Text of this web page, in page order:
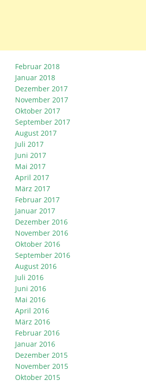
Februar 2018
Januar 2018
Dezember 2017
November 2017
Oktober 2017
September 2017
August 2017
Juli 2017
Juni 2017
Mai 2017
April 2017
März 2017
Februar 2017
Januar 2017
Dezember 2016
November 2016
Oktober 2016
September 2016
August 2016
Juli 2016
Juni 2016
Mai 2016
April 2016
März 2016
Februar 2016
Januar 2016
Dezember 2015
November 2015
Oktober 2015